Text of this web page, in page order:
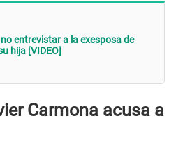
entrevistar a la exesposa de
hija [VIDEO]
Carmona acusa a